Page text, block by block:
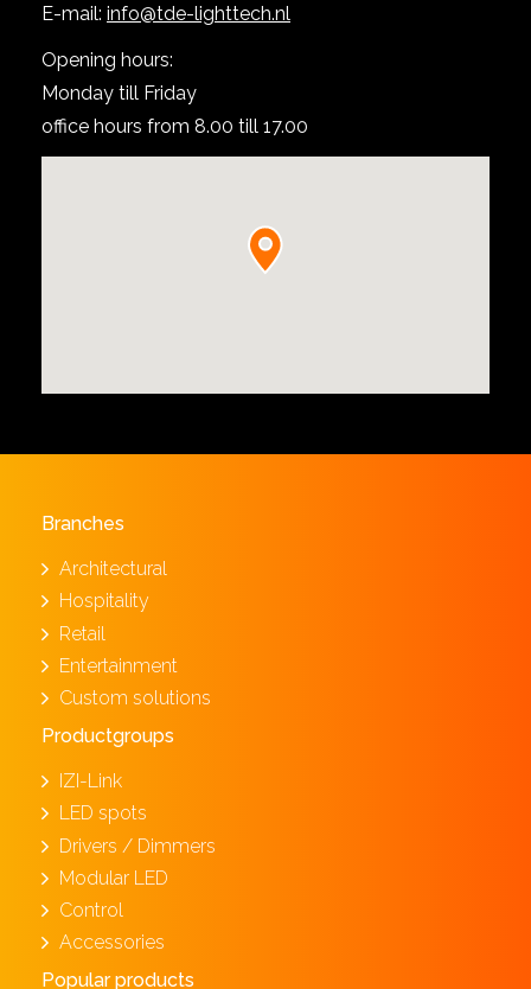
E-mail: info@tde-lighttech.nl
Opening hours:
Monday till Friday
office hours from 8.00 till 17.00
Branches
Architectural
Hospitality
Retail
Entertainment
Custom solutions
Productgroups
IZI-Link
LED spots
Drivers / Dimmers
Modular LED
Control
Accessories
Popular products